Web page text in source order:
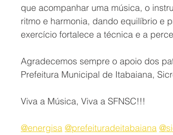
que acompanhar uma música, o
ritmo e harmonia, dando equilíbrio e
exercício fortalece a técnica e a
Agradecemos sempre o apoio dos
Prefeitura Municipal de Itabaiana,
Viva a Música, Viva a SFNSC!!!
@energisa @prefeituradeitabaiana